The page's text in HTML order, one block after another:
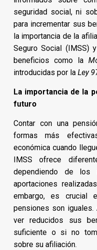
seguridad social, ni
para incrementar sus
la importancia de la
Seguro Social (IMSS)
beneficios como la
introducidas por la Ley
La importancia de la
futuro
Contar con una
formas más
económica cuando
IMSS ofrece
dependiendo de
aportaciones
embargo, es crucial
pensiones son iguales.
ver reducidos sus
suficiente o si no
sobre su afiliación.